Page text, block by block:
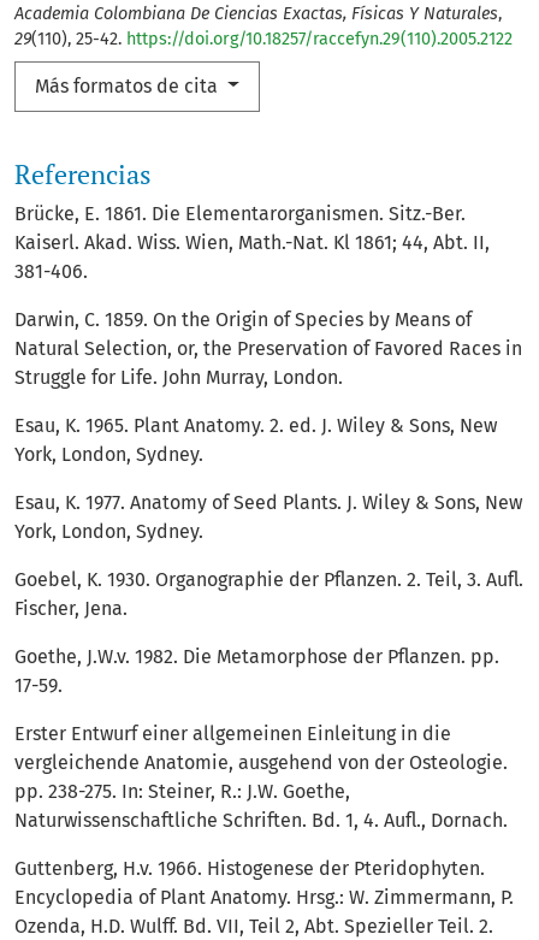
Academia Colombiana De Ciencias Exactas, Físicas Y Naturales,
29(110), 25-42. https://doi.org/10.18257/raccefyn.29(110).2005.2122
Más formatos de cita
Referencias
Brücke, E. 1861. Die Elementarorganismen. Sitz.-Ber.
Kaiserl. Akad. Wiss. Wien, Math.-Nat. Kl 1861; 44, Abt. II,
381-406.
Darwin, C. 1859. On the Origin of Species by Means of
Natural Selection, or, the Preservation of Favored Races in
Struggle for Life. John Murray, London.
Esau, K. 1965. Plant Anatomy. 2. ed. J. Wiley & Sons, New
York, London, Sydney.
Esau, K. 1977. Anatomy of Seed Plants. J. Wiley & Sons, New
York, London, Sydney.
Goebel, K. 1930. Organographie der Pflanzen. 2. Teil, 3. Aufl.
Fischer, Jena.
Goethe, J.W.v. 1982. Die Metamorphose der Pflanzen. pp.
17-59.
Erster Entwurf einer allgemeinen Einleitung in die
vergleichende Anatomie, ausgehend von der Osteologie.
pp. 238-275. In: Steiner, R.: J.W. Goethe,
Naturwissenschaftliche Schriften. Bd. 1, 4. Aufl., Dornach.
Guttenberg, H.v. 1966. Histogenese der Pteridophyten.
Encyclopedia of Plant Anatomy. Hrsg.: W. Zimmermann, P.
Ozenda, H.D. Wulff. Bd. VII, Teil 2, Abt. Spezieller Teil. 2.